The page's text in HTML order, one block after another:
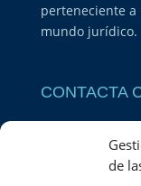
de
perteneciente
mundo jurídico.
CONTACTA
PONCE
DIRECCIÓN: